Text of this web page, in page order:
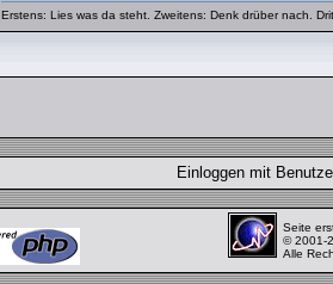
Erstens: Lies was da steht. Zweitens: Denk drüber nach.
Einloggen mit
Seite
© 2001-
Alle